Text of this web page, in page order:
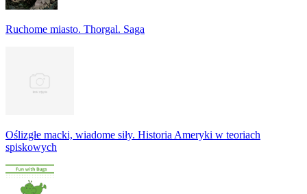
Ruchome miasto. Thorgal. Saga
Oślizgłe macki, wiadome siły. Historia Ameryki w teoriach
spiskowych